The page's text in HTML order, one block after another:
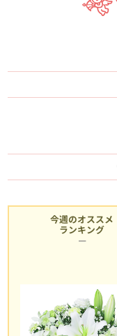
今週のオススメ
ランキング